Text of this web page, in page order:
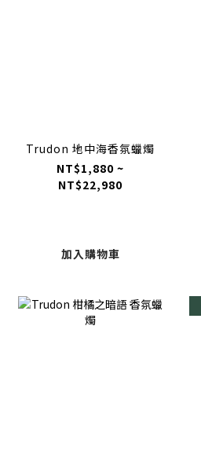
Trudon 地中海香氛蠟燭
NT$1,880 ~
NT$22,980
加入購物車